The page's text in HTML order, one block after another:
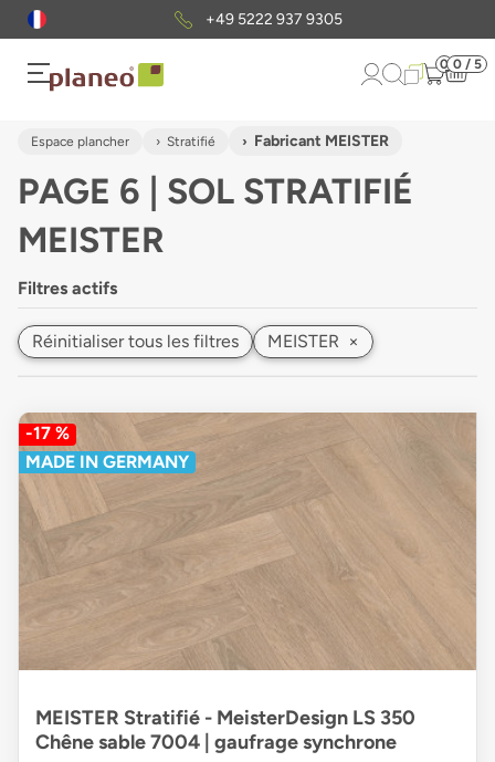
+49 5222 937 9305
0 0 / 5
Espace plancher Stratifié Fabricant MEISTER
PAGE 6 | SOL STRATIFIÉ
MEISTER
Filtres actifs
Réinitialiser tous les filtres MEISTER ×
-17 %
MADE IN GERMANY
MEISTER Stratifié - MeisterDesign LS 350
Chêne sable 7004 | gaufrage synchrone